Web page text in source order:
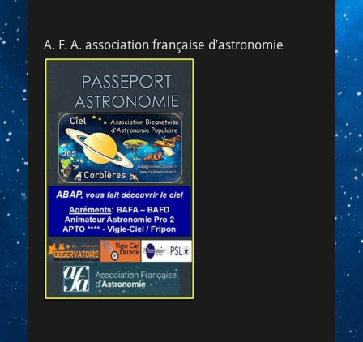
A. F. A. association française d’astronomie